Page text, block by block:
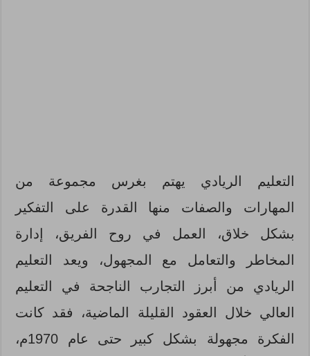
التعليم الريادي يهتم بغرس مجموعة من
المهارات والصفات منها القدرة على التفكير
بشكل خلاق، العمل في روح الفريق، إدارة
المخاطر والتعامل مع المجهول، ويعد التعليم
الريادي من أبرز التجارب الناجحة في التعليم
العالي خلال العقود القليلة الماضية، فقد كانت
الفكرة مجهولة بشكل كبير حتى عام 1970م،